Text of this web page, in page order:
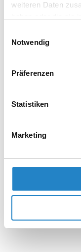
weiteren Daten
Notwendig
Präferenzen
Statistiken
Marketing